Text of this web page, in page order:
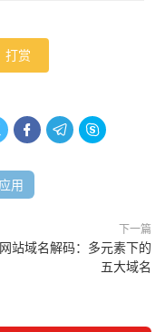
打赏
  
用
下一篇
站域名解码：多元素下的
五大域名